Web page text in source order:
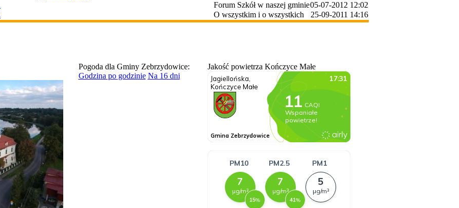
Forum Szkół w naszej gminie05-07-2012 12:02
O wszystkim i o wszystkich 25-09-2011 14:16
Pogoda dla Gminy Zebrzydowice:
Godzina po godzinie Na 16 dni
Jakość powietrza Kończyce Małe